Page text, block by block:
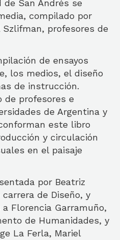
de San Andrés se
compilado por
profesores de
de ensayos
los medios, el diseño
de instrucción.
de profesores e
de Argentina y
este libro
y circulación
en el paisaje
por Beatriz
de Diseño, y
Florencia Garramuño,
de Humanidades, y
La Ferla, Mariel